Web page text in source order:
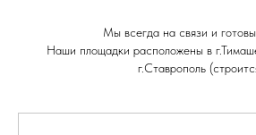
Мы всегда на связи и
Наши площадки расположены в
г.Ставрополь